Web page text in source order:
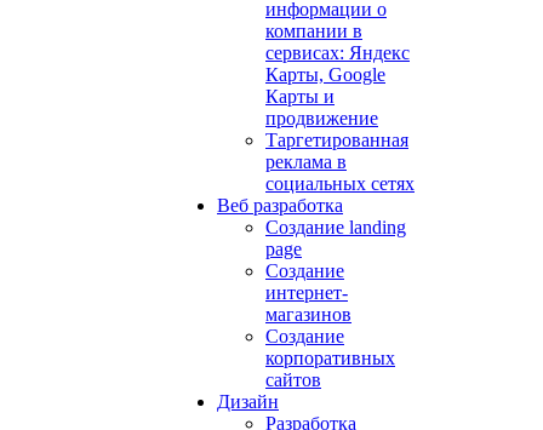
информации о
компании в
сервисах: Яндекс
Карты, Google
Карты и
продвижение
Таргетированная
реклама в
социальных сетях
Веб разработка
Создание landing
page
Создание
интернет-
магазинов
Создание
корпоративных
сайтов
Дизайн
Разработка